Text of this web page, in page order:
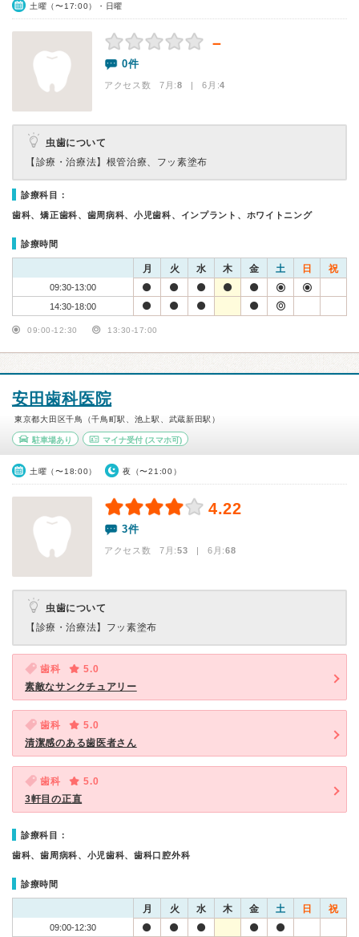
土曜（〜17:00）・日曜
－
0件
アクセス数 7月:8 | 6月:4
虫歯について
【診療・治療法】 根管治療、フッ素塗布
診療科目：
歯科、矯正歯科、歯周病科、小児歯科、インプラント、ホワイトニング
診療時間
月 火 水 木 金 土 日 祝
09:30-13:00
14:30-18:00
09:00-12:30 13:30-17:00
安田歯科医院
東京都大田区千鳥（千鳥町駅、池上駅、武蔵新田駅）
駐車場あり マイナ受付(スマホ可)
土曜（〜18:00） 夜（〜21:00）
4.22
3件
アクセス数 7月:53 | 6月:68
虫歯について
【診療・治療法】 フッ素塗布
歯科
5.0
素敵なサンクチュアリー
歯科
5.0
清潔感のある歯医者さん
歯科
5.0
3軒目の正直
診療科目：
歯科、歯周病科、小児歯科、歯科口腔外科
診療時間
月 火 水 木 金 土 日 祝
09:00-12:30